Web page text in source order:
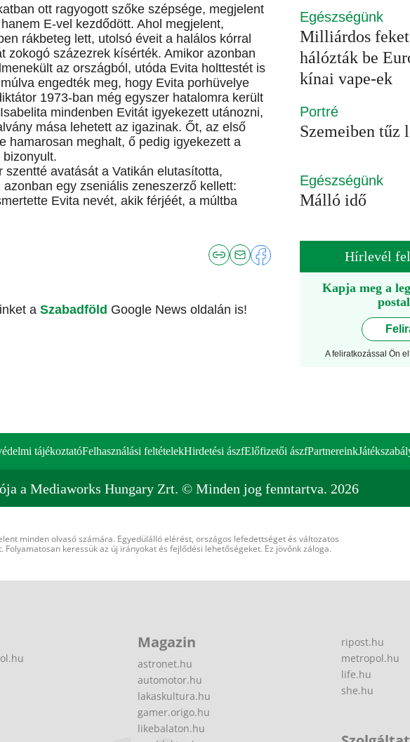
ott ragyogott szőke szépsége, megjelent
E-vel kezdődött. Ahol megjelent,
rákbeteg lett, utolsó éveit a halálos kórral
zokogó százezrek kísérték. Amikor azonban
az országból, utóda Evita holttestét is
engedték meg, hogy Evita porhüvelye
1973-ban még egyszer hatalomra került
mindenben Evitát igyekezett utánozni,
mása lehetett az igazinak. Őt, az első
hamarosan meghalt, ő pedig igyekezett a
avatását a Vatikán elutasította,
egy zseniális zeneszerző kellett:
Evita nevét, akik férjéét, a múltba
a Szabadföld Google News oldalán is!
Egészségünk
Milliárdos
hálózták be
kínai vape-ek
Portré
Szemeiben tűz
Egészségünk
Málló idő
Hírlevél
Kapja meg a
A feliratkozással Ön
tájékoztatóFelhasználási feltételekHirdetési ászfElőfizetői ászfPartnereink
a Mediaworks Hungary Zrt. © Minden jog fenntartva. 2026
minden olvasó számára. Egyedülálló elérést, országos lefedettséget és változatos
keressük az új irányokat és fejlődési lehetőségeket. Ez jövőnk záloga.
Magazin
astronet.hu
automotor.hu
lakaskultura.hu
gamer.origo.hu
likebalaton.hu
ripost.hu
metropol.hu
life.hu
she.hu